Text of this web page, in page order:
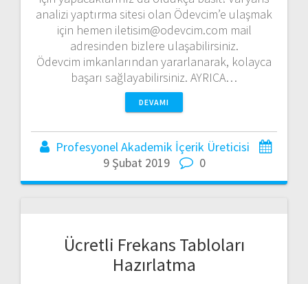
analizi yaptırma sitesi olan Ödevcim’e ulaşmak
için hemen iletisim@odevcim.com mail
adresinden bizlere ulaşabilirsiniz.
Ödevcim imkanlarından yararlanarak, kolayca
başarı sağlayabilirsiniz. AYRICA…
DEVAMI
Profesyonel Akademik İçerik Üreticisi
9 Şubat 2019
0
Ücretli Frekans Tabloları
Hazırlatma